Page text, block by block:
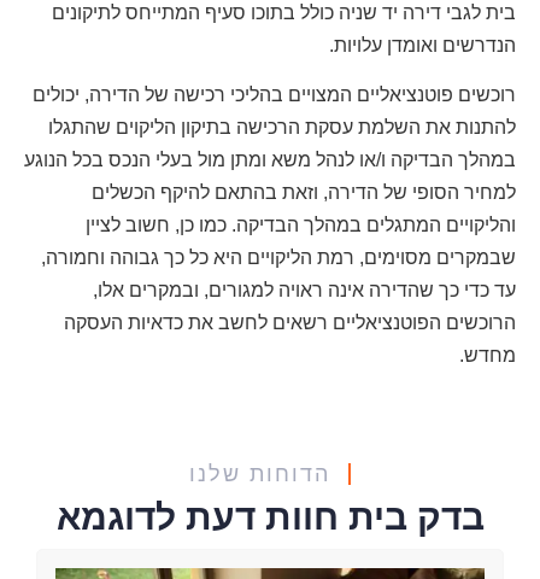
בית לגבי דירה יד שניה כולל בתוכו סעיף המתייחס לתיקונים
הנדרשים ואומדן עלויות.
רוכשים פוטנציאליים המצויים בהליכי רכישה של הדירה, יכולים
להתנות את השלמת עסקת הרכישה בתיקון הליקוים שהתגלו
במהלך הבדיקה ו/או לנהל משא ומתן מול בעלי הנכס בכל הנוגע
למחיר הסופי של הדירה, וזאת בהתאם להיקף הכשלים
והליקויים המתגלים במהלך הבדיקה. כמו כן, חשוב לציין
שבמקרים מסוימים, רמת הליקויים היא כל כך גבוהה וחמורה,
עד כדי כך שהדירה אינה ראויה למגורים, ובמקרים אלו,
הרוכשים הפוטנציאליים רשאים לחשב את כדאיות העסקה
מחדש.
הדוחות שלנו
בדק בית חוות דעת לדוגמא